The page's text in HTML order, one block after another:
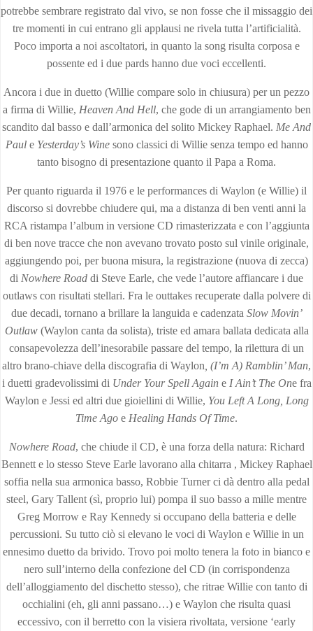
potrebbe sembrare registrato dal vivo, se non fosse che il missaggio dei
tre momenti in cui entrano gli applausi ne rivela tutta l’artificialità.
Poco importa a noi ascoltatori, in quanto la song risulta corposa e
possente ed i due pards hanno due voci eccellenti.
Ancora i due in duetto (Willie compare solo in chiusura) per un pezzo
a firma di Willie, Heaven And Hell, che gode di un arrangiamento ben
scandito dal basso e dall’armonica del solito Mickey Raphael. Me And
Paule Yesterday’s Winesono classici di Willie senza tempo ed hanno
tanto bisogno di presentazione quanto il Papa a Roma.
Per quanto riguarda il 1976 e le performances di Waylon (e Willie) il
discorso si dovrebbe chiudere qui, ma a distanza di ben venti anni la
RCA ristampa l’album in versione CD rimasterizzata e con l’aggiunta
di ben nove tracce che non avevano trovato posto sul vinile originale,
aggiungendo poi, per buona misura, la registrazione (nuova di zecca)
di Nowhere Road di Steve Earle, che vede l’autore affiancare i due
outlaws con risultati stellari. Fra le outtakes recuperate dalla polvere di
due decadi, tornano a brillare la languida e cadenzata Slow Movin’
Outlaw(Waylon canta da solista), triste ed amara ballata dedicata alla
consapevolezza dell’inesorabile passare del tempo, la rilettura di un
altro brano-chiave della discografia di Waylon , (I’m A) Ramblin’ Man,
i duetti gradevolissimi di Under Your Spell Againe I Ain’t The One fra
Waylon e Jessi ed altri due gioiellini di Willie, You Left A Long, Long
Time Ago e Healing Hands Of Time.
Nowhere Road, che chiude il CD, è una forza della natura: Richard
Bennett e lo stesso Steve Earle lavorano alla chitarra , Mickey Raphael
soffia nella sua armonica basso, Robbie Turner ci dà dentro alla pedal
steel, Gary Tallent (sì, proprio lui) pompa il suo basso a mille mentre
Greg Morrow e Ray Kennedy si occupano della batteria e delle
percussioni. Su tutto ciò si elevano le voci di Waylon e Willie in un
ennesimo duetto da brivido. Trovo poi molto tenera la foto in bianco e
nero sull’interno della confezione del CD (in corrispondenza
dell’alloggiamento del dischetto stesso), che ritrae Willie con tanto di
occhialini (eh, gli anni passano…) e Waylon che risulta quasi
eccessivo, con il berretto con la visiera rivoltata, versione ‘early